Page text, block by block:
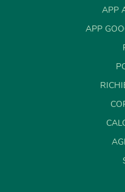
APP
APP